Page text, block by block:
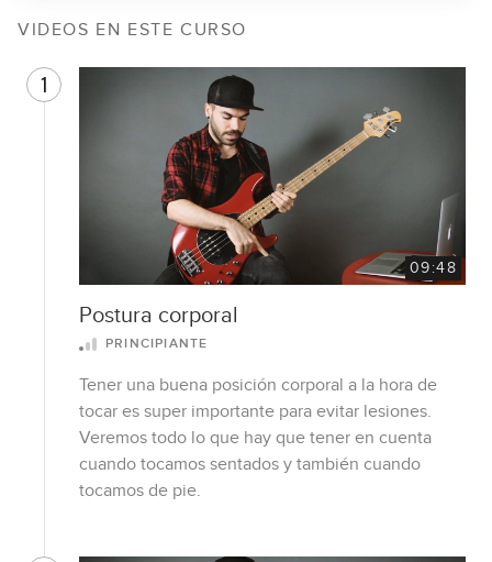
VIDEOS EN ESTE CURSO
1
09:48
Postura corporal
PRINCIPIANTE
Tener una buena posición corporal a la hora de
tocar es super importante para evitar lesiones.
Veremos todo lo que hay que tener en cuenta
cuando tocamos sentados y también cuando
tocamos de pie.